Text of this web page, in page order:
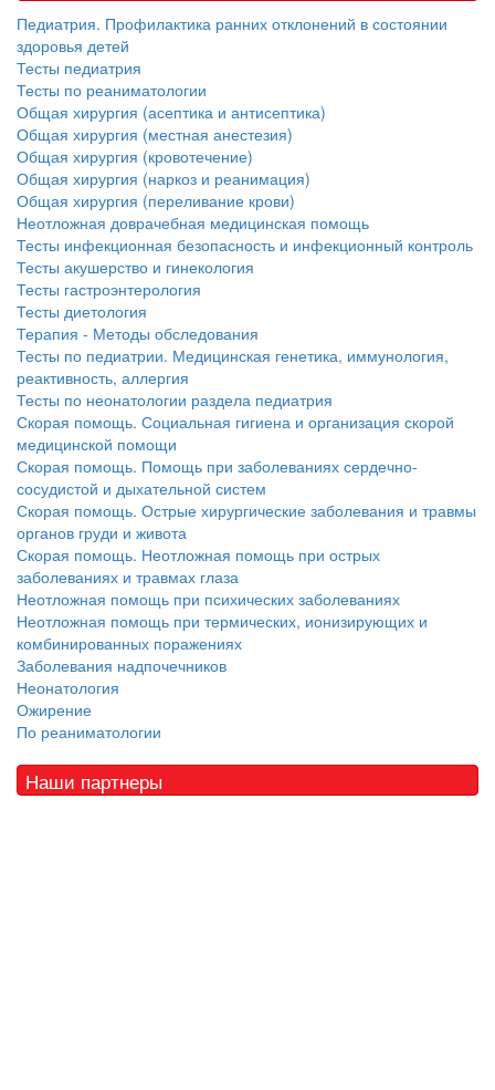
Педиатрия. Профилактика ранних отклонений в состоянии
здоровья детей
Тесты педиатрия
Тесты по реаниматологии
Общая хирургия (асептика и антисептика)
Общая хирургия (местная анестезия)
Общая хирургия (кровотечение)
Общая хирургия (наркоз и реанимация)
Общая хирургия (переливание крови)
Неотложная доврачебная медицинская помощь
Тесты инфекционная безопасность и инфекционный контроль
Тесты акушерство и гинекология
Тесты гастроэнтерология
Тесты диетология
Терапия - Методы обследования
Тесты по педиатрии. Медицинская генетика, иммунология,
реактивность, аллергия
Тесты по неонатологии раздела педиатрия
Скорая помощь. Социальная гигиена и организация скорой
медицинской помощи
Скорая помощь. Помощь при заболеваниях сердечно-
сосудистой и дыхательной систем
Скорая помощь. Острые хирургические заболевания и травмы
органов груди и живота
Скорая помощь. Неотложная помощь при острых
заболеваниях и травмах глаза
Неотложная помощь при психических заболеваниях
Неотложная помощь при термических, ионизирующих и
комбинированных поражениях
Заболевания надпочечников
Неонатология
Ожирение
По реаниматологии
Наши партнеры